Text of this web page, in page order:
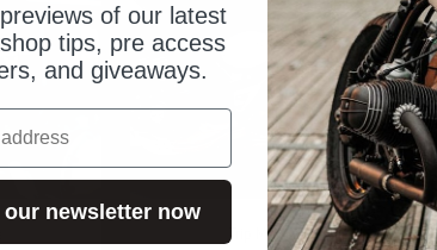
Trip Machine
of our latest
tips, pre access
and giveaways.
newsletter now